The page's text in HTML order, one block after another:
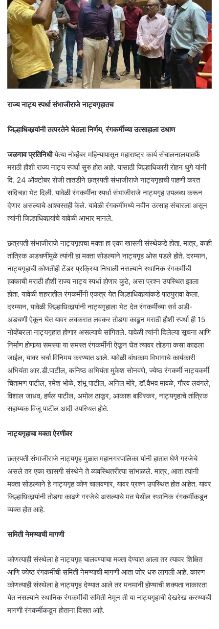
राज्य नाट्य स्पर्धा संभाजीराजे नाट्यगृहातच
जिल्हाधिकार्‍यांनी तत्परतेने घेतला निर्णय, रंगकर्मीच्या उत्साहाला उधाण
जळगाव प्रतिनिधीयेत्या नोव्हेंबर महिन्यापासून महाराष्ट्र कार्य संचालनालयातर्फे
मराठी हौशी राज्य नाट्य स्पर्धा सुरु होत आहे. यासाठी जिल्हाधिकारी रोहन धुगे यांनी
दि. 24 ऑक्टोबर रोजी तातडीने छत्रपती संभाजीराजे नाट्यगृहाची पाहणी करत
सदिच्छा भेट दिली. यावेळी रंगकर्मींना स्पर्धा संभाजीराजे नाट्यगृह उपलब्ध करून
देणार असल्याचे आश्वस्तही केले. यावेळी रंगकर्मीमध्ये नवीन उत्साह संचारला असून
त्यांनी जिल्हाधिकार्‍यांचे यावेळी आभार मानले.
छत्रपती संभाजीराजे नाट्यगृहाचा मक्ता हा एका खासगी संस्थेकडे होता. मात्र, काही
तांत्रिक अडचणींमुळे त्यांनी हा मक्ता सोडल्याने नाट्यगृह ओस पडले होते. दरम्यान,
नाट्यगृहाची कोणतीही टेंडर प्रक्रिया निघाली नसल्याने स्थानिक रंगकर्मींची
हक्काची मराठी हौशी राज्य नाट्य स्पर्धा होणार कुठे, असा प्रश्न उपस्थित झाला
होता. यावेळी शहरातील रंगकर्मींनी एकत्र येत जिल्हाधिकार्‍यांकडे पाठपुरावा केला.
दरम्यान, यावेळी जिल्हाधिकार्‍यांनी नाट्यगृहाला भेट देत रंगकर्मींच्या सर्व अडी-
अडचणी ऐकून घेत यावर लवकरात लवकर तोडगा काढून मराठी हौशी स्पर्धा ही 15
नोव्हेंबरला नाट्यगृहात होणार असल्याचे सांगितले. यावेळी त्यांनी दिलेल्या सूचना आणि
निर्माण होणार्‍या समस्या या समस्त रंगकर्मीनी ऐकून घेत त्यावर तोडगा कसा काढला
जाईल, यावर चर्चा विनिमय करण्यात आले. यावेळी बांधकाम विभागाचे कार्यकारी
अभियंता आर.डी.पाटील, कनिष्ठ अभियंता मुकेश सोनवणे, ज्येष्ठ रंगकर्मी नाट्यकर्मी
चिंतामण पाटील, रमेश भोळे, शंभू पाटील, अनिल मोरे, डॉ.वैभव मावळे, गौरव लवंगले,
विशाल जाधव, हर्षल पाटील, अमोल ठाकूर, आकाश बाविस्कर, नाट्यगृहाचे तांत्रिक
सहाय्यक विजू पाटील आदी उपस्थित होते.
नाट्यगृहाचा मक्ता ऐरणीवर
छत्रपती संभाजीराजे नाट्यगृह मुळात महानगरपालिका यांनी हातात घेणे गरजेचे
असले तर एका खासगी संस्थेने ते व्यवस्थितरीत्या सांभाळले. मात्र, आता त्यांनी
मक्ता सोडल्याने हे नाट्यगृह कोण चालवणार, यावर प्रश्न उपस्थित होत आहेत. यावर
जिल्हाधिकार्‍यांनी तोडगा काढणे गरजेचे असल्याचे मत येथील स्थानिक रंगकर्मींकडून
व्यक्त होत आहे.
समिती नेमण्याची मागणी
कोणत्याही संस्थेला हे नाट्यगृह चालवण्याचा मक्ता देण्यात आला तर त्यावर शिक्षित
आणि ज्येष्ठ रंगकर्मींची समिती नेमण्याची मागणी आता जोर धरु लागली आहे. कारण
कोणत्याही संस्थेला हे नाट्यगृह देण्यात आले तर मनमानी होण्याची शक्यता नाकारता
येत नसल्याने स्थानिक रंगकर्मींची समिती नेमून ती या नाट्यगृहाची देखरेख करण्याची
मागणी रंगकर्मीकडून होताना दिसत आहे.